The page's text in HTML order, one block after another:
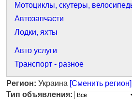
Мотоциклы, скутеры,
Автозапчасти
Лодки, яхты
Авто услуги
Транспорт - разное
Регион: Украина [Сменить регион]
Тип объявления: